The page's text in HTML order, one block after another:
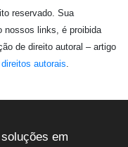
reservado. Sua
nossos links, é proibida
de direito autoral – artigo
autorais.
em